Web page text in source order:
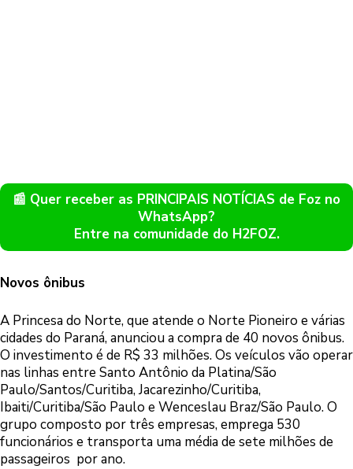
📰 Quer receber as PRINCIPAIS NOTÍCIAS de Foz no
WhatsApp?
Entre na comunidade do H2FOZ.
Novos ônibus
A Princesa do Norte, que atende o Norte Pioneiro e várias
cidades do Paraná, anunciou a compra de 40 novos ônibus.
O investimento é de R$ 33 milhões. Os veículos vão operar
nas linhas entre Santo Antônio da Platina/São
Paulo/Santos/Curitiba, Jacarezinho/Curitiba,
Ibaiti/Curitiba/São Paulo e Wenceslau Braz/São Paulo. O
grupo composto por três empresas, emprega 530
funcionários e transporta uma média de sete milhões de
passageiros por ano.